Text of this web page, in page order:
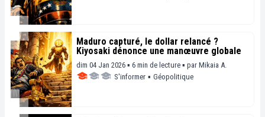
Maduro capturé, le dollar relancé ?
Kiyosaki dénonce une manœuvre globale
dim 04 Jan 2026 ▪ 6 min de lecture ▪ par Mikaia A.
S'informer ▪ Géopolitique